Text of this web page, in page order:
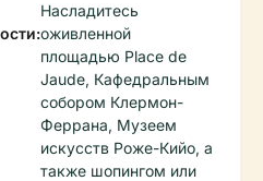
Насладитесь
оживленной
площадью Place de
Jaude, Кафедральным
собором Клермон-
Феррана, Музеем
искусств Роже-Кийо, а
также шопингом или